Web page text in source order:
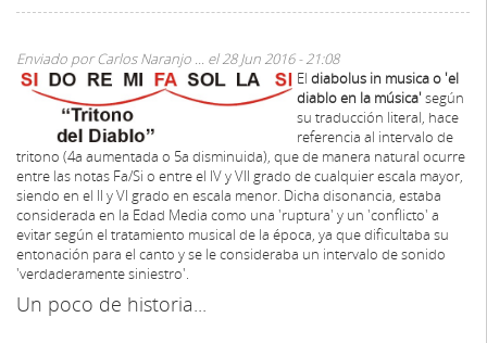
Enviado porCarlos Naranjo ... el 28 Jun 2016 - 21:08
El diabolus in musica o 'el
diablo en la música'según
su traducción literal, hace
referencia al intervalo de
tritono (4a aumentada o 5a disminuida), que de manera natural ocurre
entre las notas Fa/Si o entre el IV y VII grado de cualquier escala mayor,
siendo en el II y VI grado en escala menor. Dicha disonancia, estaba
considerada en la Edad Media como una 'ruptura' y un 'conflicto' a
evitar según el tratamiento musical de la época, ya que dificultaba su
entonación para el canto y se le consideraba un intervalo de sonido
'verdaderamente siniestro'.
Un poco de historia...